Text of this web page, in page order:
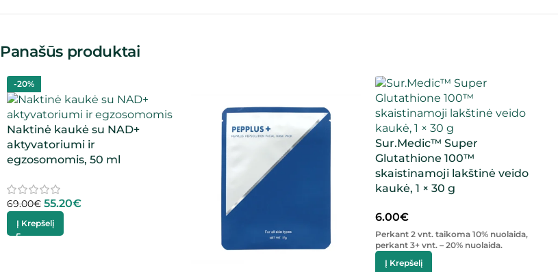
Panašūs produktai
-20%
Naktinė kaukė su NAD+
aktyvatoriumi ir
egzosomomis, 50 ml
69.00€ 55.20€
Į Krepšelį
Sur.Medic™ Super
Glutathione 100™
skaistinamoji lakštinė veido
kaukė, 1 × 30 g
6.00€
Perkant 2 vnt. taikoma 10% nuolaida,
perkant 3+ vnt. – 20% nuolaida.
Į Krepšelį